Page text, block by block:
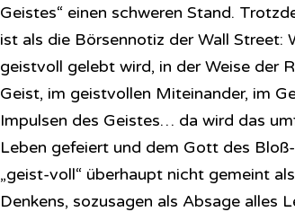
Geistes“ einen schweren Stand.
ist als die Börsennotiz der Wall Street:
geistvoll gelebt wird, in der Weise der
Geist, im geistvollen Miteinander, im
Impulsen des Geistes… da wird das
Leben gefeiert und dem Gott des
„geist-voll“ überhaupt nicht gemeint
Denkens, sozusagen als Absage alles